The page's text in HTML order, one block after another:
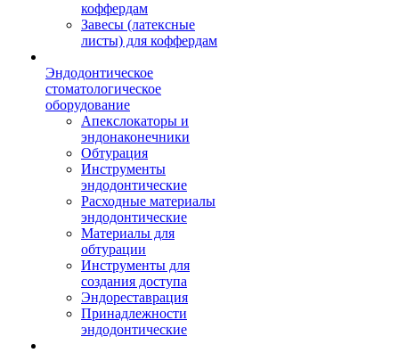
коффердам
Завесы (латексные
листы) для коффердам
Эндодонтическое
стоматологическое
оборудование
Апекслокаторы и
эндонаконечники
Обтурация
Инструменты
эндодонтические
Расходные материалы
эндодонтические
Материалы для
обтурации
Инструменты для
создания доступа
Эндореставрация
Принадлежности
эндодонтические